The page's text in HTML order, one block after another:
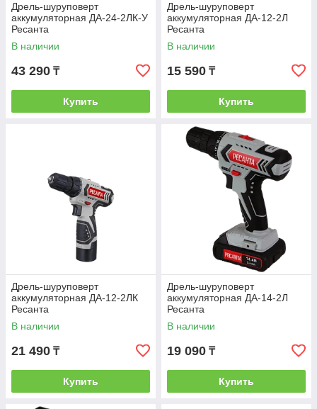
Дрель-шуруповерт
аккумуляторная ДА-24-2ЛК-У
Ресанта
В наличии
43 290 ₸
Купить
Дрель-шуруповерт
аккумуляторная ДА-12-2Л
Ресанта
В наличии
15 590 ₸
Купить
Дрель-шуруповерт
аккумуляторная ДА-12-2ЛК
Ресанта
В наличии
21 490 ₸
Купить
Дрель-шуруповерт
аккумуляторная ДА-14-2Л
Ресанта
В наличии
19 090 ₸
Купить